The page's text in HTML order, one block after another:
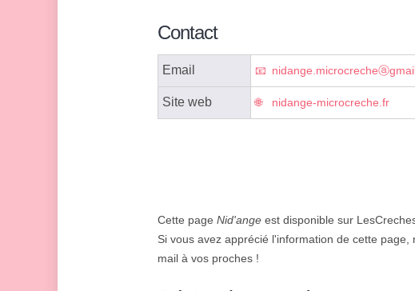
Contact
Email
Site web nidange-microcreche.fr
Cette page Nid'ange est disponible sur
Si vous avez apprécié l'information de cette
mail à vos proches !